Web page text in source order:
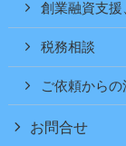
創業融資支
税務相談
ご依頼からの
お問合せ